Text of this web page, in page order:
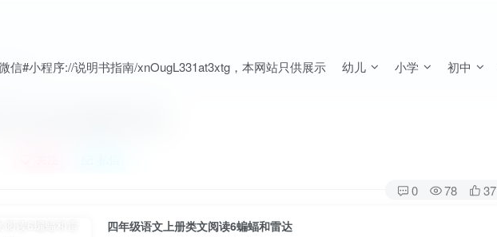
信#小程序://说明书指南/xnOugL331at3xtg，本网站只供展示 幼儿 小学 初中
正文
文阅读6蝙蝠和雷达
0 78 37
四年级语文上册类文阅读6蝙蝠和雷达